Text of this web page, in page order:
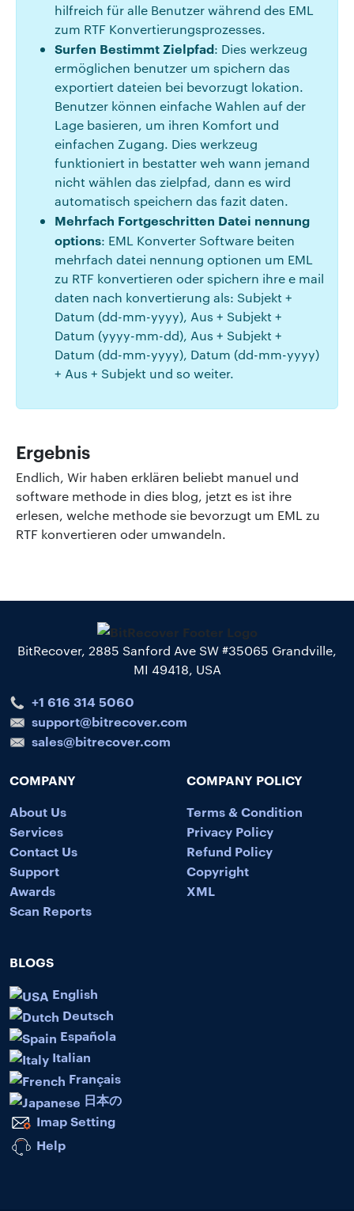
hilfreich für alle Benutzer während des EML
zum RTF Konvertierungsprozesses.
Surfen Bestimmt Zielpfad: Dies werkzeug
ermöglichen benutzer um spichern das
exportiert dateien bei bevorzugt lokation.
Benutzer können einfache Wahlen auf der
Lage basieren, um ihren Komfort und
einfachen Zugang. Dies werkzeug
funktioniert in bestatter weh wann jemand
nicht wählen das zielpfad, dann es wird
automatisch speichern das fazit daten.
Mehrfach Fortgeschritten Datei nennung
options: EML Konverter Software beiten
mehrfach datei nennung optionen um EML
zu RTF konvertieren oder spichern ihre e mail
daten nach konvertierung als: Subjekt +
Datum (dd-mm-yyyy), Aus + Subjekt +
Datum (yyyy-mm-dd), Aus + Subjekt +
Datum (dd-mm-yyyy), Datum (dd-mm-yyyy)
+ Aus + Subjekt und so weiter.
Ergebnis
Endlich, Wir haben erklären beliebt manuel und
software methode in dies blog, jetzt es ist ihre
erlesen, welche methode sie bevorzugt um EML zu
RTF konvertieren oder umwandeln.
BitRecover, 2885 Sanford Ave SW #35065 Grandville,
MI 49418, USA
+1 616 314 5060
support@bitrecover.com
sales@bitrecover.com
COMPANY
About Us
Services
Contact Us
Support
Awards
Scan Reports
COMPANY POLICY
Terms & Condition
Privacy Policy
Refund Policy
Copyright
XML
BLOGS
English
Deutsch
Española
Italian
Français
日本の
Imap Setting
Help